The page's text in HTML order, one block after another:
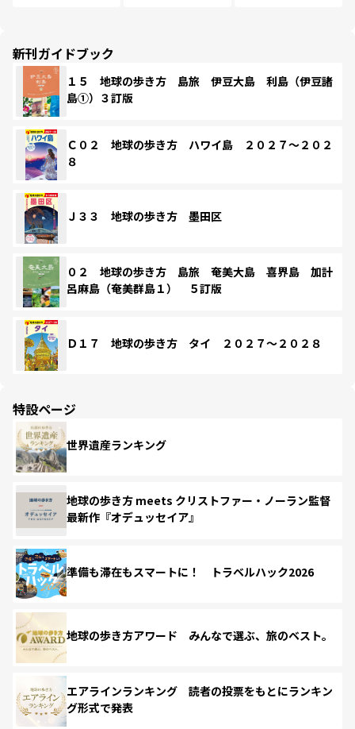
新刊ガイドブック
１５ 地球の歩き方 島旅 伊豆大島 利島（伊豆諸
島①）３訂版
Ｃ０２ 地球の歩き方 ハワイ島 ２０２７～２０２
８
Ｊ３３ 地球の歩き方 墨田区
０２ 地球の歩き方 島旅 奄美大島 喜界島 加計
呂麻島（奄美群島１） ５訂版
Ｄ１７ 地球の歩き方 タイ ２０２７～２０２８
特設ページ
世界遺産ランキング
地球の歩き方 meets クリストファー・ノーラン監督
最新作『オデュッセイア』
準備も滞在もスマートに！ トラベルハック2026
地球の歩き方アワード みんなで選ぶ、旅のベスト。
エアラインランキング 読者の投票をもとにランキン
グ形式で発表